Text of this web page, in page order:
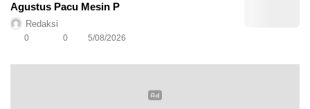
Agustus Pacu Mesin P
Redaksi
0 0 5/08/2026